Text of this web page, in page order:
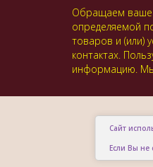
Обращаем ваше
определяемой
товаров и (или)
контактах.
информацию. Мы
Сайт
Если Вы не